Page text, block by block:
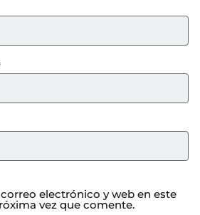
electrónico y web en este
vez que comente.